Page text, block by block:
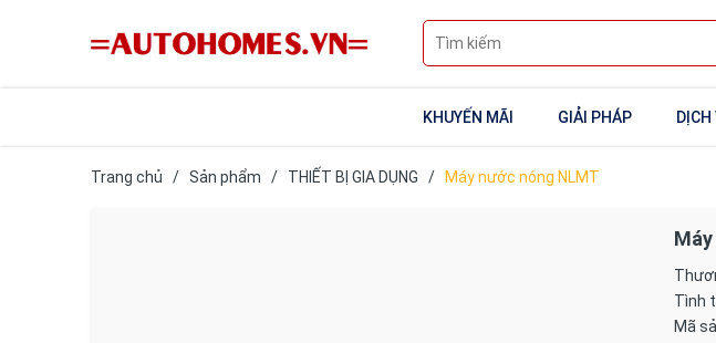
KHUYẾN MÃI GIẢI PHÁP DỊCH
Trang chủ / Sản phẩm / THIẾT BỊ GIA DỤNG / Máy nước nóng NLMT
Tình
Mã